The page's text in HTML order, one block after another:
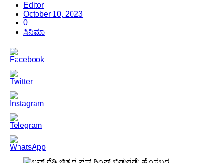
Editor
October 10, 2023
0
ಸಿನಿಮಾ